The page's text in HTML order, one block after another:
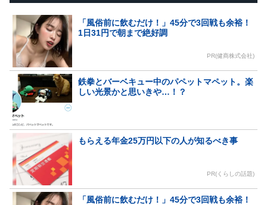
「風俗前に飲むだけ！」45分で3回戦も余裕！
1日31円で朝まで絶好調
PR(健商株式会社)
鉄拳とバーベキュー中のパペットマペット。楽
しい光景かと思いきや…！？
もらえる年金25万円以下の人が知るべき事
PR(くらしの話題)
「風俗前に飲むだけ！」45分で3回戦も余裕！